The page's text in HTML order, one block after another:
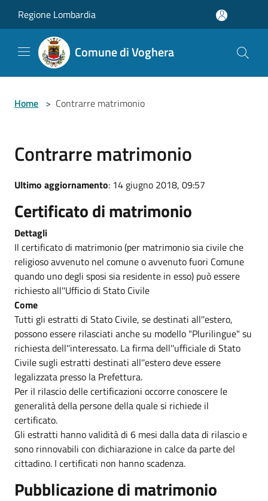
Regione Lombardia
Comune di Voghera
Home > Contrarre matrimonio
Contrarre matrimonio
Ultimo aggiornamento: 14 giugno 2018, 09:57
Certificato di matrimonio
Dettagli
Il certificato di matrimonio (per matrimonio sia civile che
religioso avvenuto nel comune o avvenuto fuori Comune
quando uno degli sposi sia residente in esso) può essere
richiesto all''Ufficio di Stato Civile
Come
Tutti gli estratti di Stato Civile, se destinati all''estero,
possono essere rilasciati anche su modello "Plurilingue" su
richiesta dell''interessato. La firma dell''ufficiale di Stato
Civile sugli estratti destinati all''estero deve essere
legalizzata presso la Prefettura.
Per il rilascio delle certificazioni occorre conoscere le
generalità della persone della quale si richiede il
certificato.
Gli estratti hanno validità di 6 mesi dalla data di rilascio e
sono rinnovabili con dichiarazione in calce da parte del
cittadino. I certificati non hanno scadenza.
Pubblicazione di matrimonio